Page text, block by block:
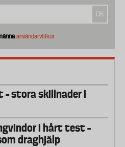
användarvillkor
– stora skillnader i
i hårt test –
draghjälp